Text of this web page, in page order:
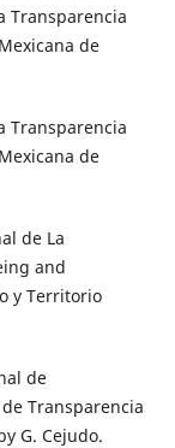
Transparencia
de
Transparencia
de
de La
and
y Territorio
de
Transparencia
G. Cejudo.